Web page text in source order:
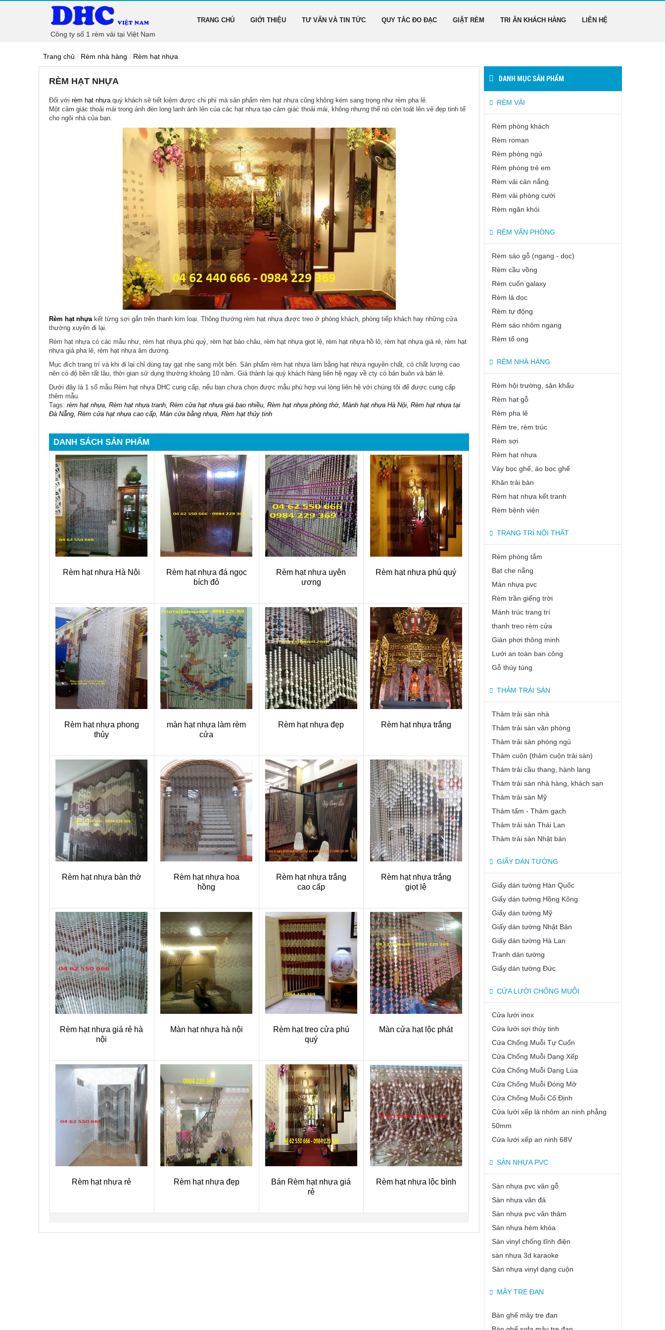
Công ty số 1 rèm vải tại Việt Nam
TRANG CHỦ GIỚI THIỆU TƯ VẤN VÀ TIN TỨC QUY TẮC ĐO ĐẠC GIẶT RÈM TRI ÂN KHÁCH HÀNG LIÊN HỆ
Trang chủ / Rèm nhà hàng / Rèm hạt nhựa
RÈM HẠT NHỰA
Đối với rèm hạt nhựaquý khách sẽ tiết kiệm được chi phí mà sản phẩm rèm hạt nhựa cũng không kém sang trọng như rèm pha lê.
Một cảm giác thoải mái trong ánh đèn long lanh ánh lên của các hạt nhựa tạo cảm giác thoải mái, không nhưng thế nó còn toát lên vẻ đẹp tinh tế
cho ngôi nhà của bạn.
Rèm hạt nhựakết từng sợi gắn trên thanh kim loại. Thông thường rèm hạt nhựa được treo ở phòng khách, phòng tiếp khách hay những cửa
thường xuyên đi lại.
Rèm hạt nhựa có các mẫu như, rèm hạt nhựa phú quý, rèm hạt bảo châu, rèm hạt nhựa giọt lệ, rèm hạt nhựa hồ lô, rèm hạt nhựa giá rẻ, rèm hạt
nhựa giả pha lê, rèm hạt nhựa âm dương.
Mục đích trang trí và khi đi lại chỉ dùng tay gạt nhẹ sang một bên. Sản phẩm rèm hạt nhựa làm bằng hạt nhựa nguyên chất, có chất lượng cao
nên có độ bền rất lâu, thời gian sử dụng thường khoảng 10 năm. Giá thành lại quý khách hàng liên hệ ngay về cty có bán buôn và bán lẻ.
Dưới đây là 1 số mẫu Rèm hạt nhựa DHC cung cấp, nếu bạn chưa chọn được mẫu phù hợp vui lòng liên hệ với chúng tôi để được cung cấp
thêm mẫu.
Tags: rèm hạt nhựa, Rèm hạt nhựa tranh, Rèm cửa hạt nhựa giá bao nhiều, Rèm hạt nhựa phòng thờ, Mành hạt nhựa Hà Nội, Rèm hạt nhựa tại
Đà Nẵng, Rèm cửa hạt nhựa cao cấp, Màn cửa bằng nhựa, Rèm hạt thủy tinh
DANH SÁCH SẢN PHẨM
Rèm hạt nhựa Hà Nội
Rèm hạt nhựa đá ngọc
bích đỏ
Rèm hạt nhựa uyên
ương
Rèm hạt nhựa phú quý
Rèm hạt nhựa phong
thủy
màn hạt nhựa làm rèm
cửa
Rèm hạt nhựa đẹp Rèm hạt nhựa trắng
Rèm hạt nhựa bàn thờ
Rèm hạt nhựa hoa
hồng
Rèm hạt nhựa trắng
cao cấp
Rèm hạt nhựa trắng
giọt lệ
Rèm hạt nhựa giá rẻ hà
nội
Màn hạt nhựa hà nội
Rèm hạt treo cửa phú
quý
Màn cửa hạt lộc phát
Rèm hạt nhựa rẻ Rèm hạt nhựa đẹp
Bán Rèm hạt nhựa giá
rẻ
Rèm hạt nhựa lộc bình
DANH MỤC SẢN PHẨM
RÈM VẢI
Rèm phòng khách
Rèm roman
Rèm phòng ngủ
Rèm phòng trẻ em
Rèm vải cản nắng
Rèm vải phòng cưới
Rèm ngăn khói
RÈM VĂN PHÒNG
Rèm sáo gỗ (ngang - dọc)
Rèm cầu vồng
Rèm cuốn galaxy
Rèm lá dọc
Rèm tự động
Rèm sáo nhôm ngang
Rèm tổ ong
RÈM NHÀ HÀNG
Rèm hội trường, sân khấu
Rèm hạt gỗ
Rèm pha lê
Rèm tre, rèm trúc
Rèm sợi
Rèm hạt nhựa
Váy bọc ghế, áo bọc ghế
Khăn trải bàn
Rèm hạt nhựa kết tranh
Rèm bệnh viện
TRANG TRÍ NỘI THẤT
Rèm phòng tắm
Bạt che nắng
Màn nhựa pvc
Rèm trần giếng trời
Mành trúc trang trí
thanh treo rèm cửa
Giàn phơi thông minh
Lưới an toàn ban công
Gỗ thủy tùng
THẢM TRẢI SÀN
Thảm trải sàn nhà
Thảm trải sàn văn phòng
Thảm trải sàn phòng ngủ
Thảm cuộn (thảm cuộn trải sàn)
Thảm trải cầu thang, hành lang
Thảm trải sàn nhà hàng, khách sạn
Thảm trải sàn Mỹ
Thảm tấm - Thảm gạch
Thảm trải sàn Thái Lan
Thảm trải sàn Nhật bản
GIẤY DÁN TƯỜNG
Giấy dán tường Hàn Quốc
Giấy dán tường Hồng Kông
Giấy dán tường Mỹ
Giấy dán tường Nhật Bản
Giấy dán tường Hà Lan
Tranh dán tường
Giấy dán tường Đức
CỬA LƯỚI CHỐNG MUỖI
Cửa lưới inox
Cửa lưới sợi thủy tinh
Cửa Chống Muỗi Tự Cuốn
Cửa Chống Muỗi Dạng Xếp
Cửa Chống Muỗi Dạng Lùa
Cửa Chống Muỗi Đóng Mở
Cửa Chống Muỗi Cố Định
Cửa lưới xếp lá nhôm an ninh phẳng
50mm
Cửa lưới xếp an ninh 68V
SÀN NHỰA PVC
Sàn nhựa pvc vân gỗ
Sàn nhựa vân đá
Sàn nhựa pvc vân thảm
Sàn nhựa hèm khóa
Sàn vinyl chống tĩnh điện
sàn nhựa 3d karaoke
Sàn nhựa vinyl dạng cuộn
MÂY TRE ĐAN
Bàn ghế mây tre đan